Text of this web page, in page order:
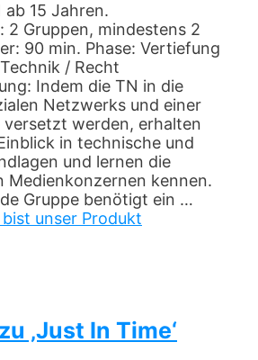
ab 15 Jahren.
2 Gruppen, mindestens 2
90 min. Phase: Vertiefung
/ Recht
Indem die TN in die
Netzwerks und einer
versetzt werden, erhalten
in technische und
und lernen die
Medienkonzernen kennen.
Gruppe benötigt ein …
bist unser Produkt
‚Just In Time‘